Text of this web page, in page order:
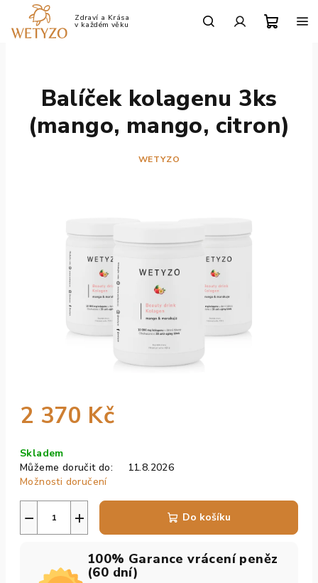
obsah
2 370 Kč
cena:
Skladem
Můžeme doručit do:
11.8.2026
Možnosti doručení
100% Garance vrácení peněz
(60 dní)
+
− Do košíku
Balíček kolagenu 3ks
(mango, mango, citron)
WETYZO